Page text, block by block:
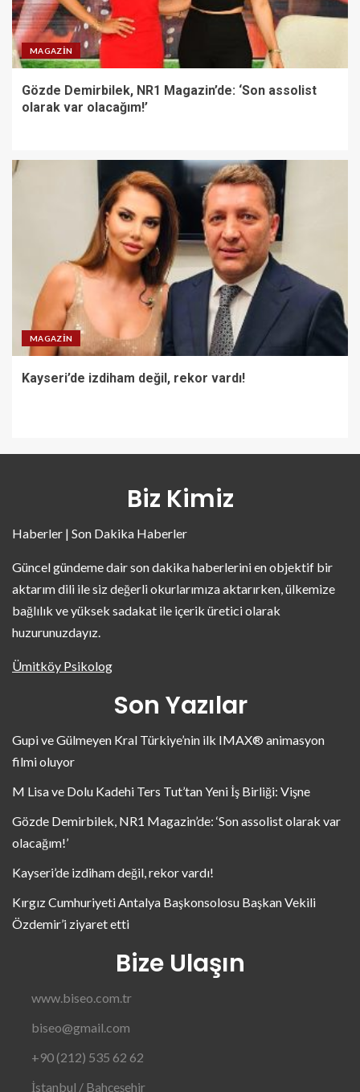
MAGAZIN
Gözde Demirbilek, NR1 Magazin’de: ‘Son assolist
olarak var olacağım!’
MAGAZIN
Kayseri’de izdiham değil, rekor vardı!
Biz Kimiz
Haberler | Son Dakika Haberler
Güncel gündeme dair son dakika haberlerini en objektif bir
aktarım dili ile siz değerli okurlarımıza aktarırken, ülkemize
bağlılık ve yüksek sadakat ile içerik üretici olarak
huzurunuzdayız.
Ümitköy Psikolog
Son Yazılar
Gupi ve Gülmeyen Kral Türkiye’nin ilk IMAX® animasyon
filmi oluyor
M Lisa ve Dolu Kadehi Ters Tut’tan Yeni İş Birliği: Vişne
Gözde Demirbilek, NR1 Magazin’de: ‘Son assolist olarak var
olacağım!’
Kayseri’de izdiham değil, rekor vardı!
Kırgız Cumhuriyeti Antalya Başkonsolosu Başkan Vekili
Özdemir’i ziyaret etti
Bize Ulaşın
www.biseo.com.tr
biseo@gmail.com
+90 (212) 535 62 62
İstanbul / Bahçeşehir